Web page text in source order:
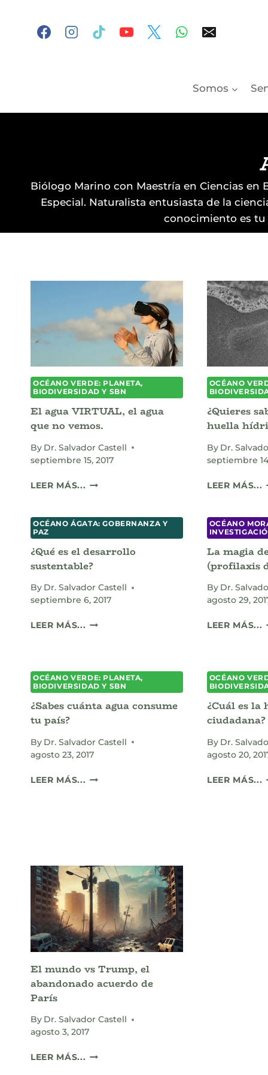
content
Somos
Biólogo Marino con Maestría en Ciencias
Especial. Naturalista entusiasta de la
conocimiento es tu
OCÉANO VERDE: PLANETA,
BIODIVERSIDAD Y SBN
El agua VIRTUAL, el agua
que no vemos.
By Dr. Salvador Castell
septiembre 15, 2017
LEER MÁS... EL
EL
NO
VEMOS.
OCÉANO
¿Quieres
huella
By Dr.
septiembre
LEER MÁS...
OCÉANO ÁGATA: GOBERNANZA Y
PAZ
¿Qué es el desarrollo
sustentable?
By Dr. Salvador Castell
septiembre 6, 2017
LEER MÁS... ¿QUÉ
SUSTENTABLE?
OCÉANO
La magia
(profilaxis
By Dr.
agosto 29,
LEER MÁS...
OCÉANO VERDE: PLANETA,
BIODIVERSIDAD Y SBN
¿Sabes cuánta agua consume
tu país?
By Dr. Salvador Castell
agosto 23, 2017
LEER MÁS... ¿SABES
OCÉANO
¿Cuál es
ciudadana?
By Dr.
agosto 20,
LEER MÁS...
El mundo vs Trump, el
abandonado acuerdo de
París
By Dr. Salvador Castell
agosto 3, 2017
LEER MÁS... EL